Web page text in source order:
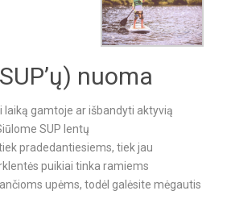
nuoma
laiką gamtoje ar išbandyti aktyvią
SUP lentų
pradedantiesiems, tiek jau
puikiai tinka ramiems
upėms, todėl galėsite mėgautis